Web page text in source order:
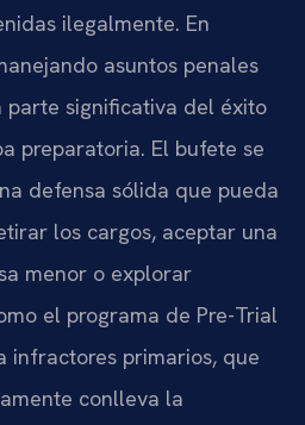
ilegalmente. En
asuntos penales
parte significativa del éxito
preparatoria. El bufete se
defensa sólida que pueda
los cargos, aceptar una
menor o explorar
el programa de Pre-Trial
infractores primarios, que
conlleva la